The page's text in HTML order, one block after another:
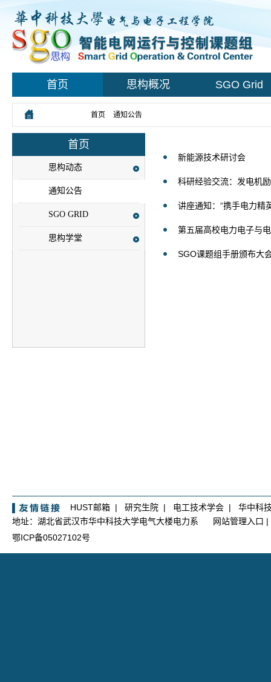
首页 思构概况 SGO Grid
首页 通知公告
首页
思构动态
通知公告
SGO GRID
思构学堂
新能源技术研讨会
科研经验交流：发电机
讲座通知：“携手电力精
第五届高校电力电子与
SGO课题组手册颁布大
HUST邮箱 | 研究生院 | 电工技术学会 | 华中科
地址：湖北省武汉市华中科技大学电气大楼电力系
网站管理入口 |
鄂ICP备05027102号